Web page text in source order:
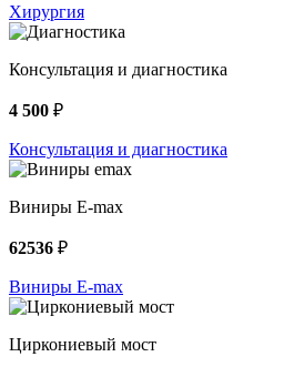
Хирургия
Консультация и диагностика
4 500 ₽
Консультация и диагностика
Виниры E-max
62536 ₽
Виниры E-max
Циркониевый мост